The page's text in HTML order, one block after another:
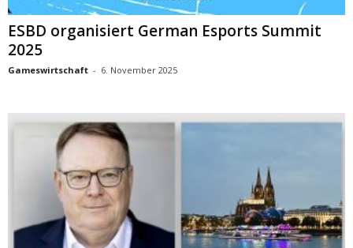
ESBD organisiert German Esports Summit
2025
Gameswirtschaft - 6. November 2025